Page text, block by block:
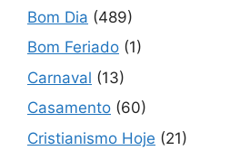
Bom Dia (489)
Bom Feriado (1)
Carnaval (13)
Casamento (60)
Cristianismo Hoje (21)